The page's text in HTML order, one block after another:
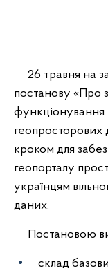
26 травня на
постанову «Про
функціонування
кроком для
геопорталу
українцям
даних.
Постановою
склад